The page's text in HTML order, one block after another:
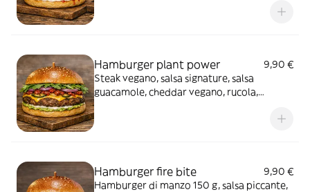
Hamburger plant power
9,90 €
Steak vegano, salsa signature, salsa
guacamole, cheddar vegano, rucola,
Hamburger fire bite
9,90 €
Hamburger di manzo 150 g, salsa piccante,